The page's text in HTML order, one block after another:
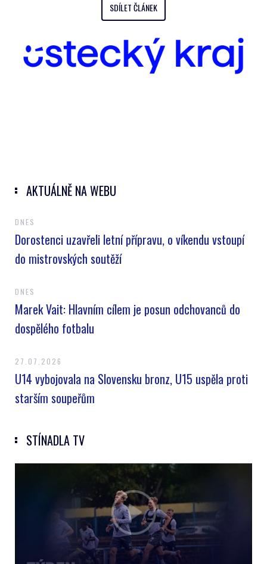
SDÍLET ČLÁNEK
AKTUÁLNĚ NA WEBU
DNES
Dorostenci uzavřeli letní přípravu, o víkendu vstoupí
do mistrovských soutěží
DNES
Marek Vait: Hlavním cílem je posun odchovanců do
dospělého fotbalu
27.07.2026
U14 vybojovala na Slovensku bronz, U15 uspěla proti
starším soupeřům
STÍNADLA TV